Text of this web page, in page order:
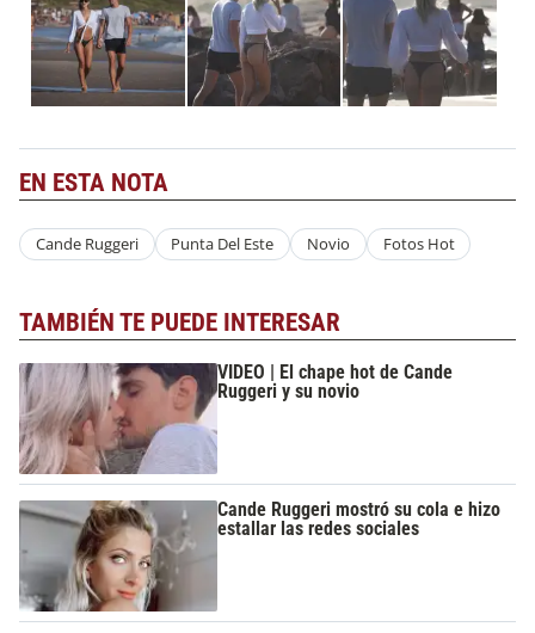
EN ESTA NOTA
Cande Ruggeri Punta Del Este Novio Fotos Hot
TAMBIÉN TE PUEDE INTERESAR
VIDEO | El chape hot de Cande
Ruggeri y su novio
Cande Ruggeri mostró su cola e hizo
estallar las redes sociales